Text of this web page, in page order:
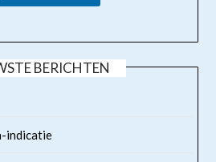
BERICHTEN
indicatie